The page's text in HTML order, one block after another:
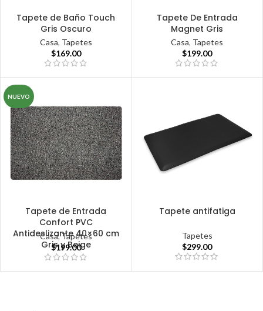
Tapete de Baño Touch
Gris Oscuro
Casa, Tapetes
$169.00
Tapete De Entrada
Magnet Gris
Casa, Tapetes
$199.00
NUEVO
Tapete de Entrada
Confort PVC
Antideslizante 40×60 cm
Gris y Beige
Casa,Tapetes
$199.00
Tapete antifatiga
Tapetes
$299.00